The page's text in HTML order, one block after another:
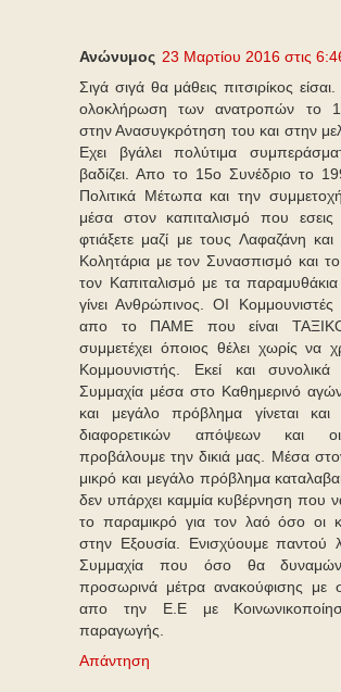
Ανώνυμος 23 Μαρτίου 2016 στις
Σιγά σιγά θα μάθεις πιτσιρίκος
ολοκλήρωση των ανατροπών το
στην Ανασυγκρότηση του και στην
Εχει βγάλει πολύτιμα
βαδίζει. Απο το 15ο Συνέδριο το
Πολιτικά Μέτωπα και την
μέσα στον καπιταλισμό που
φτιάξετε μαζί με τους Λαφαζάνη
Κολητάρια με τον Συνασπισμό και το
τον Καπιταλισμό με τα
γίνει Ανθρώπινος. ΟΙ
απο το ΠΑΜΕ που είναι
συμμετέχει όποιος θέλει χωρίς να
Κομμουνιστής. Εκεί και συνολικά
Συμμαχία μέσα στο Καθημερινό
και μεγάλο πρόβλημα γίνεται
διαφορετικών απόψεων και οι
προβάλουμε την δικιά μας. Μέσα
μικρό και μεγάλο πρόβλημα
δεν υπάρχει καμμία κυβέρνηση που
το παραμικρό για τον λαό όσο οι
στην Εξουσία. Ενισχύουμε παντού
Συμμαχία που όσο θα
προσωρινά μέτρα ανακούφισης με
απο την Ε.Ε με
παραγωγής.
Απάντηση